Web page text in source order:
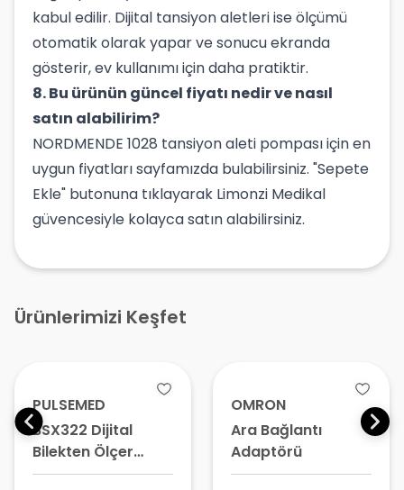
kabul edilir. Dijital tansiyon aletleri ise ölçümü
otomatik olarak yapar ve sonucu ekranda
gösterir, ev kullanımı için daha pratiktir.
8. Bu ürünün güncel fiyatı nedir ve nasıl
satın alabilirim?
NORDMENDE 1028 tansiyon aleti pompası için en
uygun fiyatları sayfamızda bulabilirsiniz. "Sepete
Ekle" butonuna tıklayarak Limonzi Medikal
güvencesiyle kolayca satın alabilirsiniz.
Ürünlerimizi Keşfet
PULSEMED
BSX322 Dijital
Bilekten Ölçer
Konuşan Tansiyon
OMRON
Ara Bağlantı
Adaptörü